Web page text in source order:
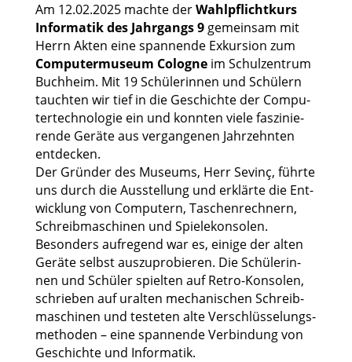
Am 12.02.2025 mach­te derWahl­pflicht­kurs
Infor­ma­tik des Jahr­gangs 9gemein­sam mit
Herrn Akten eine span­nen­de Exkur­si­on zum
Com­pu­ter­mu­se­um Colo­gneim Schul­zen­trum
Buch­heim. Mit 19 Schü­le­rin­nen und Schü­lern
tauch­ten wir tief in die Geschich­te der Com­pu­
ter­tech­no­lo­gie ein und konn­ten vie­le fas­zi­nie­
ren­de Gerä­te aus ver­gan­ge­nen Jahr­zehn­ten
ent­de­cken.
Der Grün­der des Muse­ums, Herr Sevinç, führ­te
uns durch die Aus­stel­lung und erklär­te die Ent­
wick­lung von Com­pu­tern, Taschen­rech­nern,
Schreib­ma­schi­nen und Spie­le­kon­so­len.
Beson­ders auf­re­gend war es, eini­ge der alten
Gerä­te selbst aus­zu­pro­bie­ren. Die Schü­le­rin­
nen und Schü­ler spiel­ten auf Retro-Kon­so­len,
schrie­ben auf uralten mecha­ni­schen Schreib­
ma­schi­nen und tes­te­ten alte Ver­schlüs­se­lungs­
me­tho­den – eine span­nen­de Ver­bin­dung von
Geschich­te und Infor­ma­tik.